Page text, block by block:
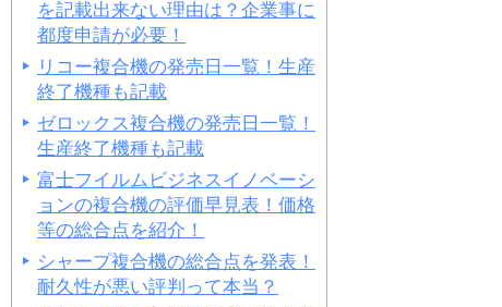
を記載出来ない理由は？企業事に
都度申請が必要！
リコー複合機の発売日一覧！生産
終了機種も記載
ゼロックス複合機の発売日一覧！
生産終了機種も記載
富士フイルムビジネスイノベーシ
ョンの複合機の評価早見表！価格
等の総合点を紹介！
シャープ複合機の総合点を発表！
耐久性が悪い評判って本当？